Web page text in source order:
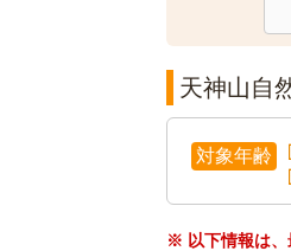
天神山自
対象年齢
※ 以下情報は、